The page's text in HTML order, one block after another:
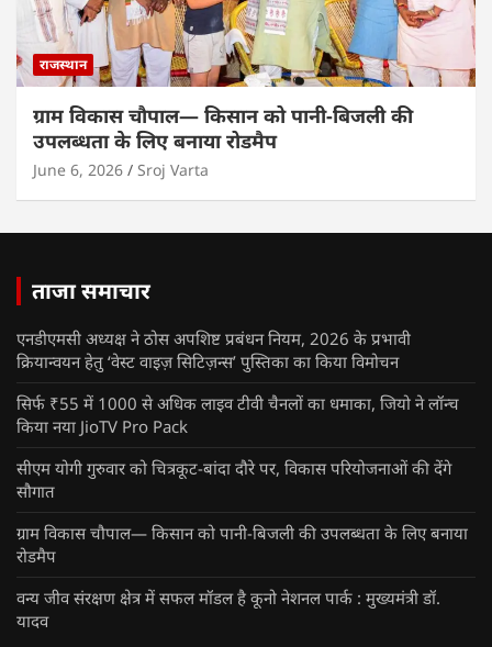
राजस्थान
ग्राम विकास चौपाल— किसान को पानी-बिजली की
उपलब्धता के लिए बनाया रोडमैप
June 6, 2026 Sroj Varta
ताजा समाचार
एनडीएमसी अध्यक्ष ने ठोस अपशिष्ट प्रबंधन नियम, 2026 के प्रभावी
क्रियान्वयन हेतु ‘वेस्ट वाइज़ सिटिज़न्स’ पुस्तिका का किया विमोचन
सिर्फ ₹55 में 1000 से अधिक लाइव टीवी चैनलों का धमाका, जियो ने लॉन्च
किया नया JioTV Pro Pack
सीएम योगी गुरुवार को चित्रकूट-बांदा दौरे पर, विकास परियोजनाओं की देंगे
सौगात
ग्राम विकास चौपाल— किसान को पानी-बिजली की उपलब्धता के लिए बनाया
रोडमैप
वन्य जीव संरक्षण क्षेत्र में सफल मॉडल है कूनो नेशनल पार्क : मुख्यमंत्री डॉ.
यादव